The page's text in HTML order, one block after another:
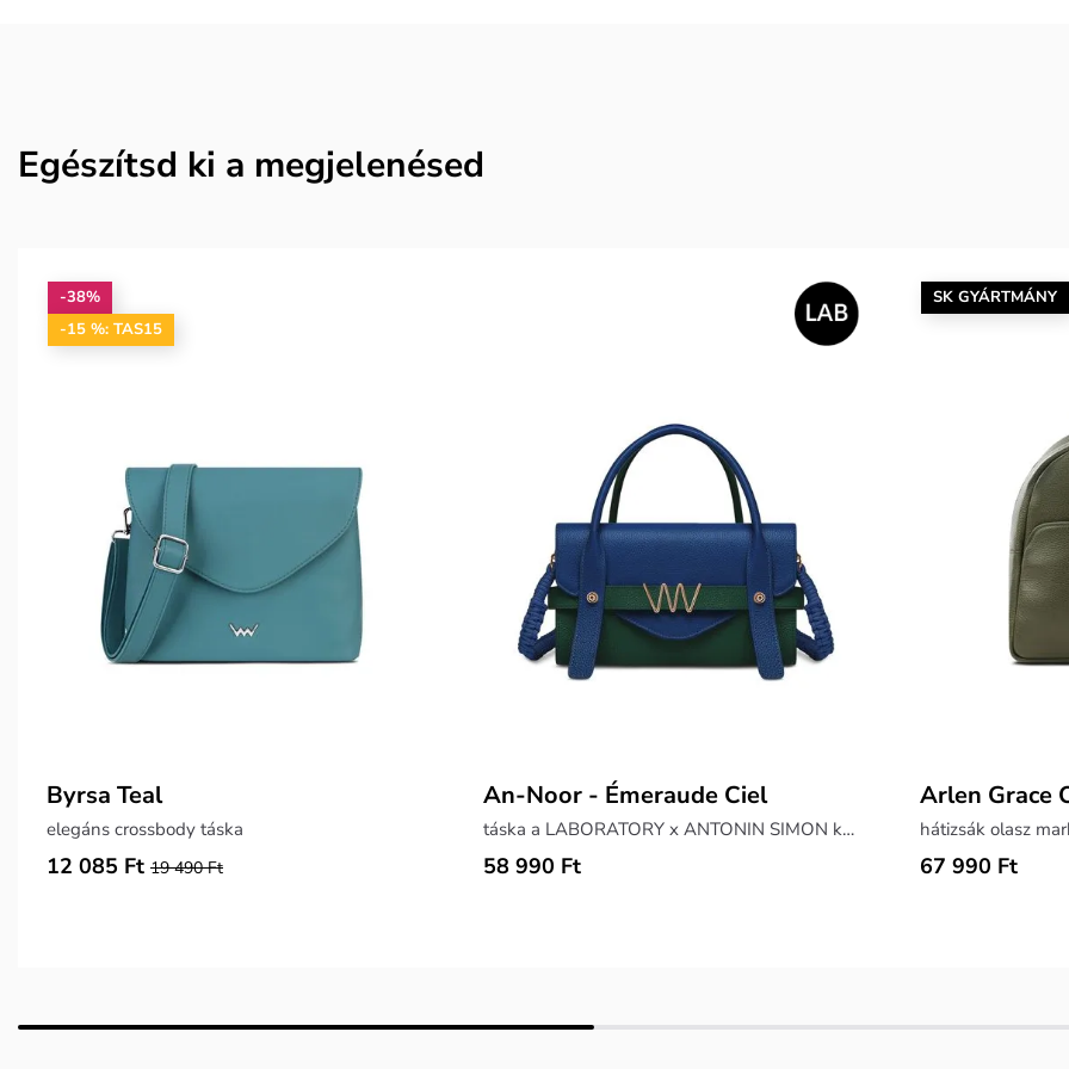
Egészítsd ki a megjelenésed
-38%
-15 %: TAS15
Byrsa Teal
elegáns crossbody táska
12 085 Ft 19 490 Ft
An-Noor - Émeraude Ciel
táska a LABORATORY x ANTONIN SIMON kollekcióból
58 990 Ft
SK GYÁRTMÁNY
Arlen Grace
hátizsák olasz
67 990 Ft